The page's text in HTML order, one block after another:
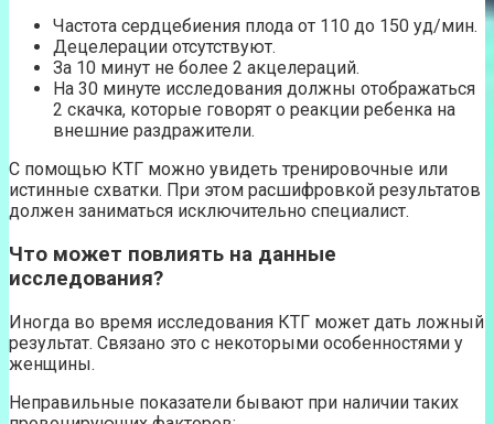
Частота сердцебиения плода от 110 до 150 уд/мин.
Децелерации отсутствуют.
За 10 минут не более 2 акцелераций.
На 30 минуте исследования должны отображаться
2 скачка, которые говорят о реакции ребенка на
внешние раздражители.
С помощью КТГ можно увидеть тренировочные или
истинные схватки. При этом расшифровкой результатов
должен заниматься исключительно специалист.
Что может повлиять на данные
исследования?
Иногда во время исследования КТГ может дать ложный
результат. Связано это с некоторыми особенностями у
женщины.
Неправильные показатели бывают при наличии таких